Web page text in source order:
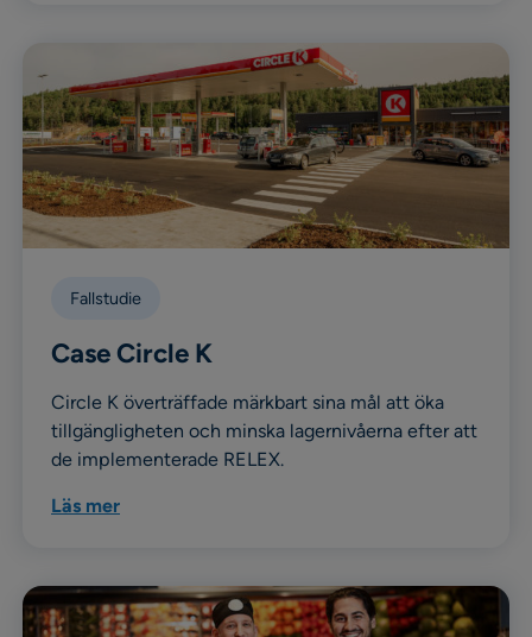
Fallstudie
Case Circle K
Circle K överträffade märkbart sina mål att öka
tillgängligheten och minska lagernivåerna efter att
de implementerade RELEX.
Läs mer